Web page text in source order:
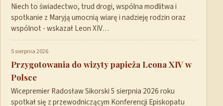
Niech to świadectwo, trud drogi, wspólna modlitwa i
spotkanie z Maryją umocnią wiarę i nadzieję rodzin oraz
wspólnot - wskazał Leon XIV…
5 sierpnia 2026
Przygotowania do wizyty papieża Leona XIV w
Polsce
Wicepremier Radosław Sikorski 5 sierpnia 2026 roku
spotkał się z przewodniczącym Konferencji Episkopatu